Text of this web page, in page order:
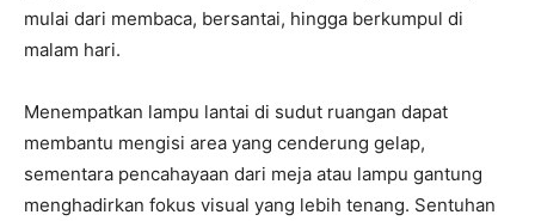
mulai dari membaca, bersantai, hingga berkumpul di
malam hari.
Menempatkan lampu lantai di sudut ruangan dapat
membantu mengisi area yang cenderung gelap,
sementara pencahayaan dari meja atau lampu gantung
menghadirkan fokus visual yang lebih tenang. Sentuhan